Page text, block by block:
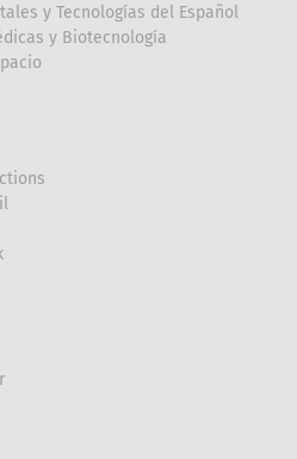
y Tecnologías del Español
y Biotecnología